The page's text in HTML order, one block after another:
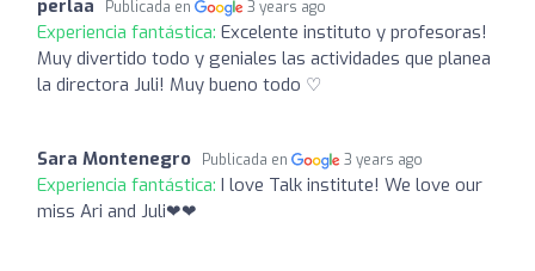
perlaa Publicada en 3 years ago
Experiencia fantástica: Excelente instituto y profesoras!
Muy divertido todo y geniales las actividades que planea
la directora Juli! Muy bueno todo ♡
Sara Montenegro Publicada en 3 years ago
Experiencia fantástica: I love Talk institute! We love our
miss Ari and Juli❤❤